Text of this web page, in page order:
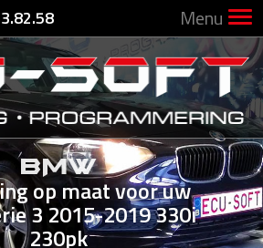
Menu
BMW
op maat voor uw
3 2015-2019 330i
230pk